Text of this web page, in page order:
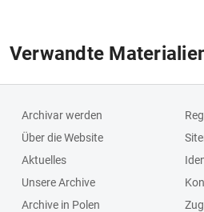
Verwandte
Archivar werden
Über die Website
Aktuelles
Unsere Archive
Archive in Polen